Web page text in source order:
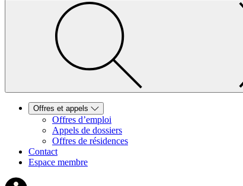
Offres et appels
Offres d’emploi
Appels de dossiers
Offres de résidences
Contact
Espace membre